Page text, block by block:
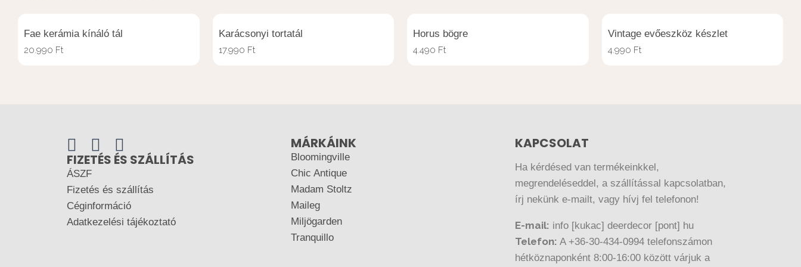
Fae kerámia kínáló tál
20.990 Ft
Karácsonyi tortatál
17.990 Ft
Horus bögre
4.490 Ft
Vintage evőeszköz készlet
4.990 Ft
FIZETÉS ÉS SZÁLLÍTÁS
ÁSZF
Fizetés és szállítás
Céginformáció
Adatkezelési tájékoztató
MÁRKÁINK
Bloomingville
Chic Antique
Madam Stoltz
Maileg
Miljögarden
Tranquillo
KAPCSOLAT
Ha kérdésed van termékeinkkel,
megrendeléseddel, a szállítással kapcsolatban,
írj nekünk e-mailt, vagy hívj fel telefonon!
E-mail: info [kukac] deerdecor [pont] hu
Telefon: A +36-30-434-0994 telefonszámon
hétköznaponként 8:00-16:00 között várjuk a